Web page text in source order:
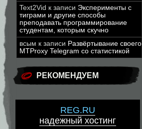
Text2Vid к записи Эксперименты с
тиграми и другие способы
преподавать программирование
студентам, которым скучно
всым к записи Развёртывание своего
MTProxy Telegram со статистикой
РЕКОМЕНДУЕМ
REG.RU
надежный хостинг